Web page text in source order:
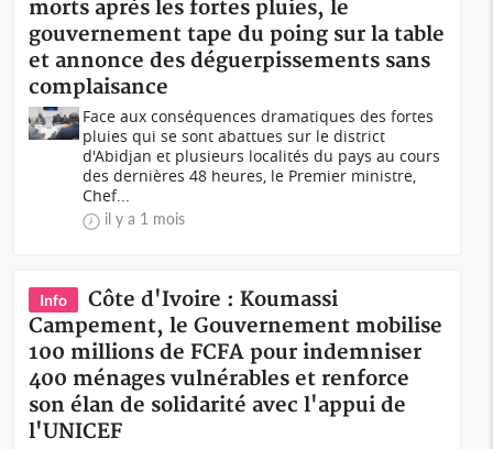
morts après les fortes pluies, le
gouvernement tape du poing sur la table
et annonce des déguerpissements sans
complaisance
Face aux conséquences dramatiques des fortes
pluies qui se sont abattues sur le district
d'Abidjan et plusieurs localités du pays au cours
des dernières 48 heures, le Premier ministre,
Chef...
il y a 1 mois
Info
Côte d'Ivoire : Koumassi
Campement, le Gouvernement mobilise
100 millions de FCFA pour indemniser
400 ménages vulnérables et renforce
son élan de solidarité avec l'appui de
l'UNICEF